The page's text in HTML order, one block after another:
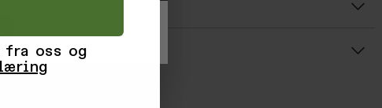
Gjennomsnittsvurdering: %score% av 5 stjerner
fra oss og